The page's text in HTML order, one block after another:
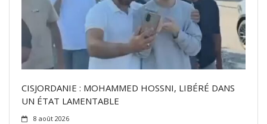
ADHÉSIONS, DONS, CONTACT
CISJORDANIE : MOHAMMED HOSSNI, LIBÉRÉ DANS
UN ÉTAT LAMENTABLE
8 août 2026